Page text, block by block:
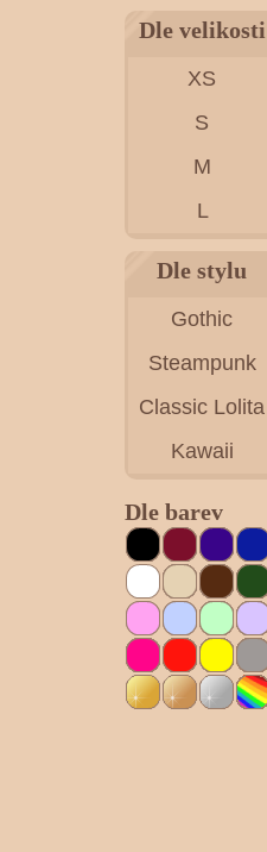
Dle velikosti
XS
S
M
L
Dle stylu
Gothic
Steampunk
Classic Lolita
Kawaii
Dle barev